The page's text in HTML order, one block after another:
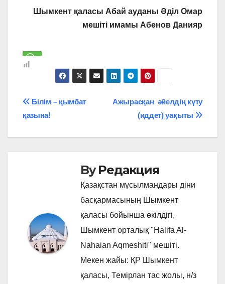
Шымкент қаласы Абай ауданы Әділ Омар
мешіті имамы Абенов Данияр
Навигация
по
Ажырасқан әйелдің күту
(иддет) уақыты
Білім – қымбат
қазына!
ByРедакция
Қазақстан мұсылмандары діни
басқармасының Шымкент
қаласы бойынша өкілдігі,
Шымкент орталық "Halifa Al-
Nahaian Aqmeshiti" мешіті.
Мекен жайы: ҚР Шымкент
қаласы, Темірлан тас жолы, н/з